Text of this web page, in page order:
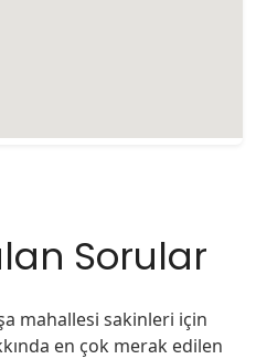
Sorular
mahallesi sakinleri için
en çok merak edilen